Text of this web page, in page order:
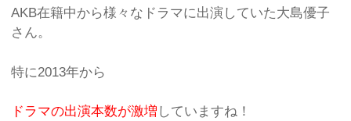
AKB在籍中から様々なドラマに出演していた大島優子
さん。
特に2013年から
ドラマの出演本数が激増 していますね！